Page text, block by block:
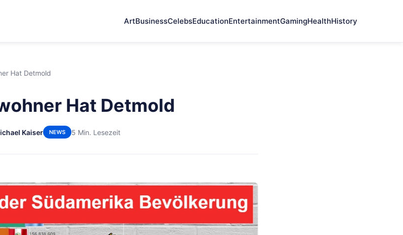
ArtBusinessCelebsEducationEntertainmentGamingHealthHistory
Hat Detmold
Hat Detmold
Kaiser NEWS 5 Min. Lesezeit